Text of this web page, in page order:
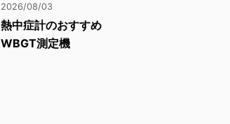
2026/08/03
熱中症計のおすすめ
WBGT測定機